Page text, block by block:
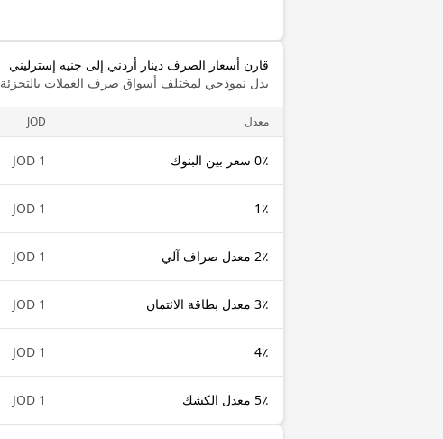
قارن أسعار الصرف دينار أردني إلى جنيه إسترليني
بدل نموذجي لمختلف أسواق صرف العملات بالتجزئة
معدل JOD
0٪ سعر بين البنوك 1 JOD
1٪ 1 JOD
2٪ معدل صراف آلي 1 JOD
3٪ معدل بطاقة الائتمان 1 JOD
4٪ 1 JOD
5٪ معدل الكشك 1 JOD